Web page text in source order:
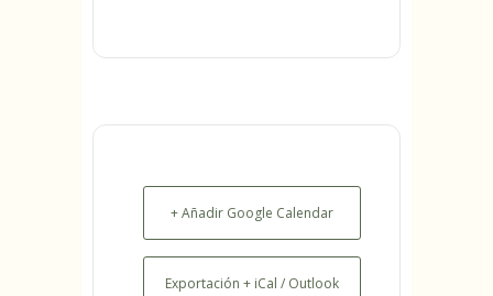
+ Añadir Google Calendar
Exportación + iCal / Outlook